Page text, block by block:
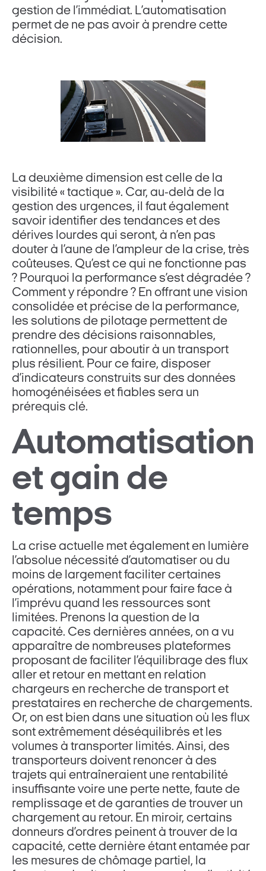
gestion de l’immédiat. L’automatisation
permet de ne pas avoir à prendre cette
décision.
La deuxième dimension est celle de la
visibilité « tactique ». Car, au-delà de la
gestion des urgences, il faut également
savoir identifier des tendances et des
dérives lourdes qui seront, à n’en pas
douter à l’aune de l’ampleur de la crise, très
coûteuses. Qu’est ce qui ne fonctionne pas
? Pourquoi la performance s’est dégradée ?
Comment y répondre ? En offrant une vision
consolidée et précise de la performance,
les solutions de pilotage permettent de
prendre des décisions raisonnables,
rationnelles, pour aboutir à un transport
plus résilient. Pour ce faire, disposer
d’indicateurs construits sur des données
homogénéisées et fiables sera un
prérequis clé.
Automatisation
et gain de
temps
La crise actuelle met également en lumière
l’absolue nécessité d’automatiser ou du
moins de largement faciliter certaines
opérations, notamment pour faire face à
l’imprévu quand les ressources sont
limitées. Prenons la question de la
capacité. Ces dernières années, on a vu
apparaître de nombreuses plateformes
proposant de faciliter l’équilibrage des flux
aller et retour en mettant en relation
chargeurs en recherche de transport et
prestataires en recherche de chargements.
Or, on est bien dans une situation où les flux
sont extrêmement déséquilibrés et les
volumes à transporter limités. Ainsi, des
transporteurs doivent renoncer à des
trajets qui entraîneraient une rentabilité
insuffisante voire une perte nette, faute de
remplissage et de garanties de trouver un
chargement au retour. En miroir, certains
donneurs d’ordres peinent à trouver de la
capacité, cette dernière étant entamée par
les mesures de chômage partiel, la